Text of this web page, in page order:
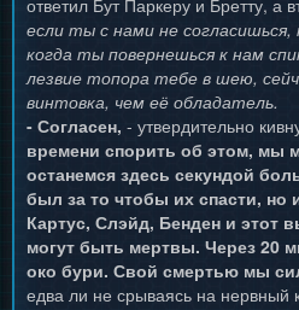
ответил Бут Паркеру и Бретту, а
если ты с нами не
когда ты повернешься к нам
лезвие топора тебе в шею,
винтовка, чем её обладатель.
- Согласен, - утвердительно
времени спорить об этом, мы
останемся здесь секундой
был за то чтобы их спасти, но
Картус, Слэйд, Бенден и этот
могут быть мертвы. Через 20
око бури. Свой смертью мы
едва ли не срываясь на нервный